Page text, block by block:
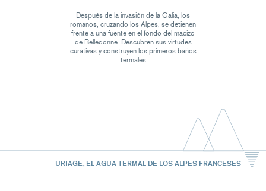
Después de la invasión de la Galia, los
romanos, cruzando los Alpes, se detienen
frente a una fuente en el fondo del macizo
de Belledonne. Descubren sus virtudes
curativas y construyen los primeros baños
termales
URIAGE, EL AGUA TERMAL DE LOS ALPES FRANCESES